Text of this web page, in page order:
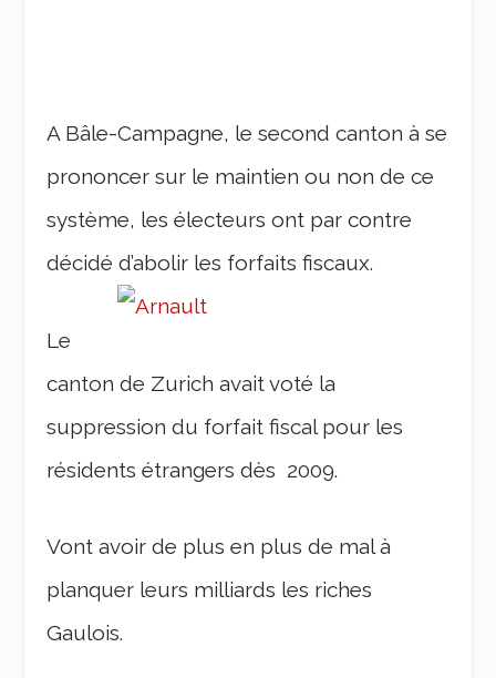
A Bâle-Campagne, le second canton à se
prononcer sur le maintien ou non de ce
système, les électeurs ont par contre
décidé d’abolir les forfaits fiscaux.
Le
canton de Zurich avait voté la
suppression du forfait fiscal pour les
résidents étrangers dès 2009.
Vont avoir de plus en plus de mal à
planquer leurs milliards les riches
Gaulois.